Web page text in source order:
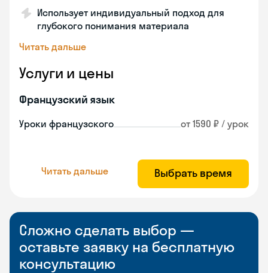
Использует индивидуальный подход для
глубокого понимания материала
Читать дальше
Услуги и цены
Французский язык
Уроки французского от 1590 ₽ / урок
Читать дальше Выбрать время
Сложно сделать выбор —
оставьте заявку на бесплатную
консультацию